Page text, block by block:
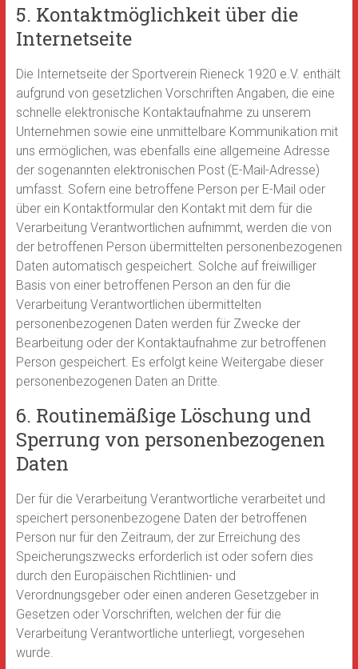
5. Kontaktmöglichkeit über die
Internetseite
Die Internetseite der Sportverein Rieneck 1920 e.V. enthält
aufgrund von gesetzlichen Vorschriften Angaben, die eine
schnelle elektronische Kontaktaufnahme zu unserem
Unternehmen sowie eine unmittelbare Kommunikation mit
uns ermöglichen, was ebenfalls eine allgemeine Adresse
der sogenannten elektronischen Post (E-Mail-Adresse)
umfasst. Sofern eine betroffene Person per E-Mail oder
über ein Kontaktformular den Kontakt mit dem für die
Verarbeitung Verantwortlichen aufnimmt, werden die von
der betroffenen Person übermittelten personenbezogenen
Daten automatisch gespeichert. Solche auf freiwilliger
Basis von einer betroffenen Person an den für die
Verarbeitung Verantwortlichen übermittelten
personenbezogenen Daten werden für Zwecke der
Bearbeitung oder der Kontaktaufnahme zur betroffenen
Person gespeichert. Es erfolgt keine Weitergabe dieser
personenbezogenen Daten an Dritte.
6. Routinemäßige Löschung und
Sperrung von personenbezogenen
Daten
Der für die Verarbeitung Verantwortliche verarbeitet und
speichert personenbezogene Daten der betroffenen
Person nur für den Zeitraum, der zur Erreichung des
Speicherungszwecks erforderlich ist oder sofern dies
durch den Europäischen Richtlinien- und
Verordnungsgeber oder einen anderen Gesetzgeber in
Gesetzen oder Vorschriften, welchen der für die
Verarbeitung Verantwortliche unterliegt, vorgesehen
wurde.